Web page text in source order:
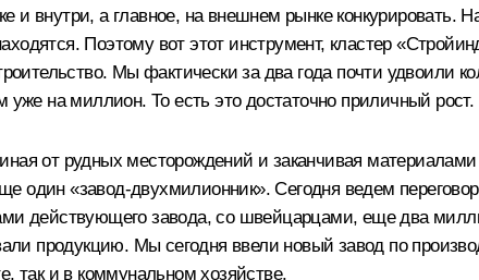
и внутри, а главное, на внешнем рынке конкурировать.
Поэтому вот этот инструмент, кластер
Мы фактически за два года почти удвоили
на миллион. То есть это достаточно приличный рост.
от рудных месторождений и заканчивая
один «завод-двухмилионник». Сегодня ведем
действующего завода, со швейцарцами, еще два
продукцию. Мы сегодня ввели новый завод по
так и в коммунальном хозяйстве.